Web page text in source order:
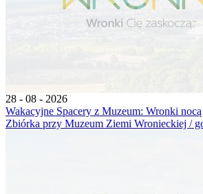
28 - 08 - 2026
Wakacyjne Spacery z Muzeum: Wronki nocą
Zbiórka przy Muzeum Ziemi Wronieckiej /